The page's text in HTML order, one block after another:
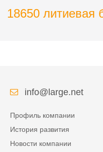
18650 литиевая
info@large.net
Профиль компании
История развития
Новости компании